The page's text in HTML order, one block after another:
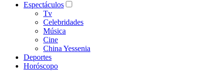
Espectáculos
Tv
Celebridades
Música
Cine
China Yessenia
Deportes
Horóscopo